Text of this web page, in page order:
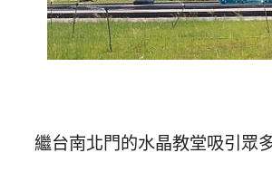
繼台南北門的水晶教堂吸引眾